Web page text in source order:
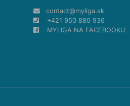
contact@myliga.sk
+421 950 880 936
MYLIGA NA FACEBOOKU